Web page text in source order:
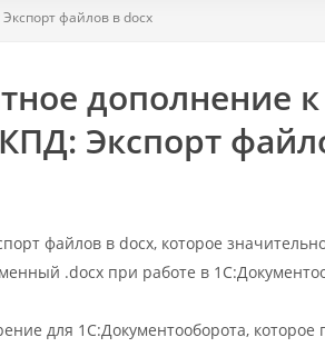
файлов в docx
дополнение к
Экспорт
файлов в docx, которое
.docx при работе в
для 1С:Документооборота, которое